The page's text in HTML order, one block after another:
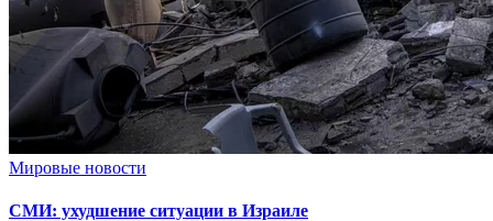
Мировые новости
СМИ: ухудшение ситуации в Израиле